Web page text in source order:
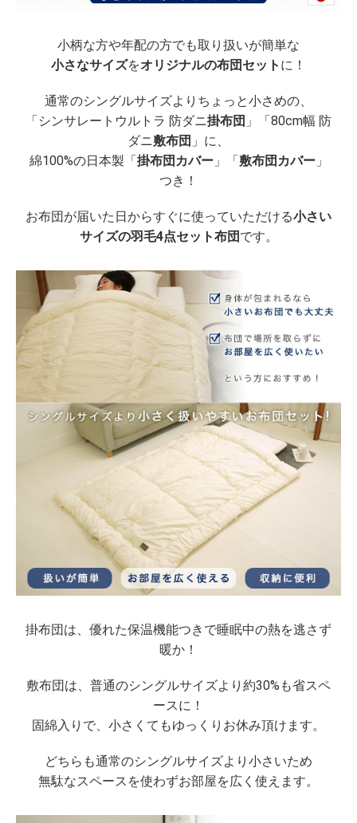
小柄な方や年配の方でも取り扱いが簡単な
小さなサイズをオリジナルの布団セット に！
通常のシングルサイズよりちょっと小さめの、
「シンサレートウルトラ 防ダニ掛布団 」「80cm幅 防
ダニ敷布団 」に、
綿100%の日本製「 掛布団カバー」「 敷布団カバー」
つき！
お布団が届いた日からすぐに使っていただける小さい
サイズの羽毛4点セット布団 です。
掛布団は、優れた保温機能つきで睡眠中の熱を逃さず
暖か！
敷布団は、普通のシングルサイズより約30%も省スペ
ースに！
固綿入りで、小さくてもゆっくりお休み頂けます。
どちらも通常のシングルサイズより小さいため
無駄なスペースを使わずお部屋を広く使えます。